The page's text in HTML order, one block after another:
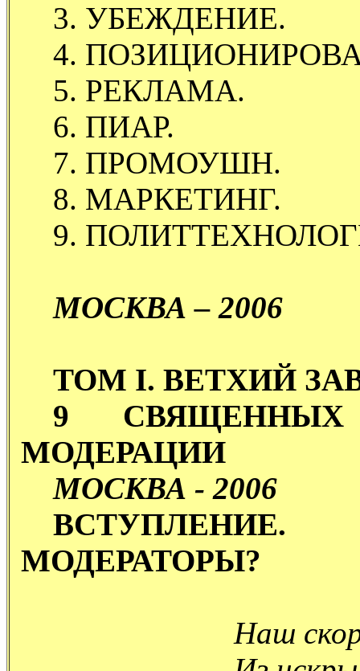
3. УБЕЖДЕНИЕ.
4.
5. РЕКЛАМА.
6. ПИАР.
7. ПРОМОУШН.
8. МАРКЕТИНГ.
9.
МОСКВА – 2006
ТОМ I. ВЕТХИЙ
9 СВЯЩЕННЫХ
МОДЕРАЦИИ
МОСКВА - 2006
МОДЕРАТОРЫ?
Наш